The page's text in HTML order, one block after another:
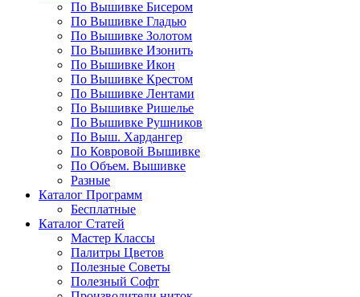
По Вышивке Бисером
По Вышивке Гладью
По Вышивке Золотом
По Вышивке Изонить
По Вышивке Икон
По Вышивке Крестом
По Вышивке Лентами
По Вышивке Ришелье
По Вышивке Рушников
По Выш. Хардангер
По Ковровой Вышивке
По Объем. Вышивке
Разные
Каталог Программ
Бесплатные
Каталог Статей
Мастер Классы
Палитры Цветов
Полезные Советы
Полезный Софт